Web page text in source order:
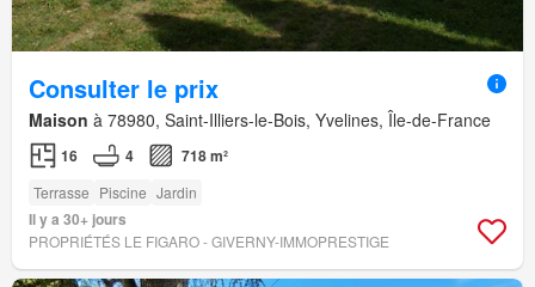
Consulter le prix
Maison à 78980, Saint-Illiers-le-Bois, Yvelines, Île-de-France
16 4 718 m²
Terrasse Piscine Jardin
Il y a 30+ jours
PROPRIÉTÉS LE FIGARO - GIVERNY-IMMOPRESTIGE